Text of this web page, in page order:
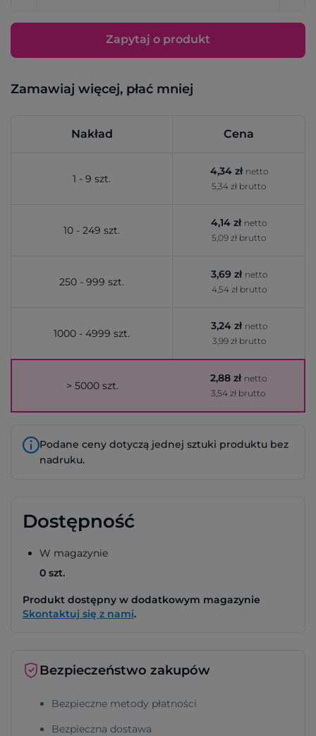
Zapytaj o produkt
Zamawiaj więcej, płać mniej
Nakład Cena
1 - 9 szt.
4,34 zł netto
5,34 zł brutto
10 - 249 szt.
4,14 zł netto
5,09 zł brutto
250 - 999 szt.
3,69 zł netto
4,54 zł brutto
1000 - 4999 szt.
3,24 zł netto
3,99 zł brutto
> 5000 szt.
2,88 zł netto
3,54 zł brutto
Podane ceny dotyczą jednej sztuki produktu bez
nadruku.
Dostępność
W magazynie
0 szt.
Produkt dostępny w dodatkowym magazynie
Skontaktuj się z nami.
Bezpieczeństwo zakupów
Bezpieczne metody płatności
Bezpieczna dostawa